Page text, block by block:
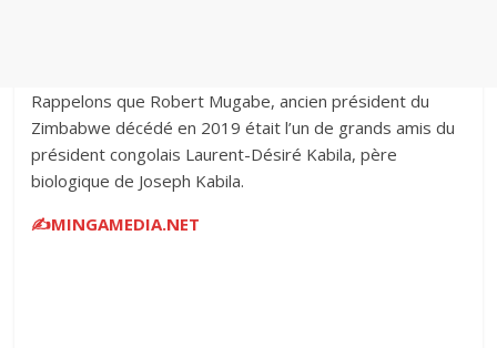
Rappelons que Robert Mugabe, ancien président du
Zimbabwe décédé en 2019 était l’un de grands amis du
président congolais Laurent-Désiré Kabila, père
biologique de Joseph Kabila.
✍️MINGAMEDIA.NET